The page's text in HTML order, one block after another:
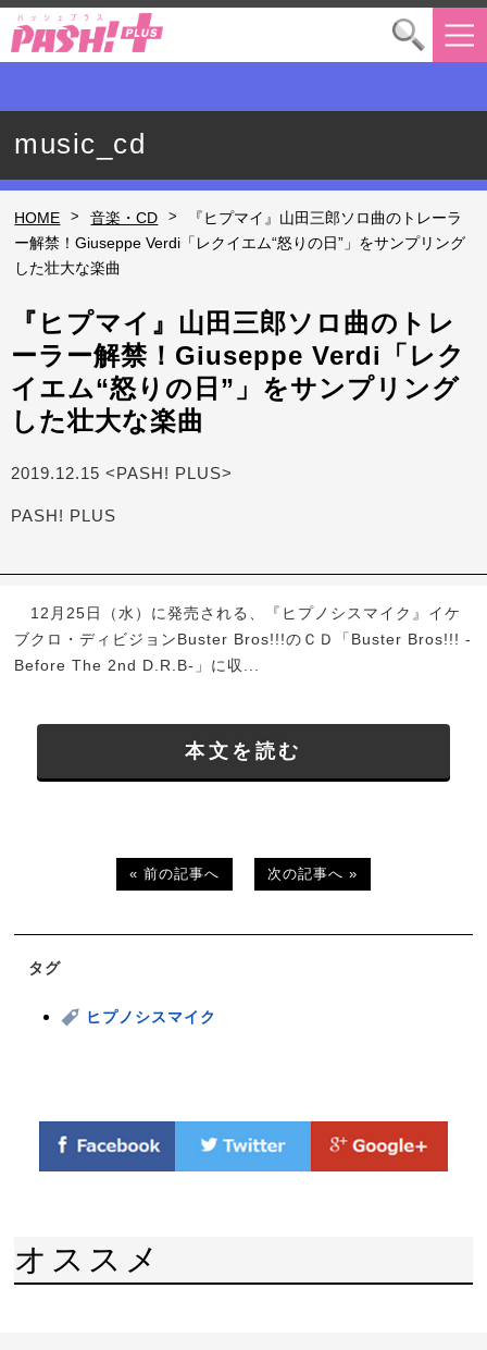
music_cd
HOME > 音楽・CD >
『ヒプマイ』山田三郎ソロ曲のトレーラ
ー解禁！Giuseppe Verdi「レクイエム“怒りの日”」をサンプリング
した壮大な楽曲
『ヒプマイ』山田三郎ソロ曲のトレ
ーラー解禁！Giuseppe Verdi「レク
イエム“怒りの日”」をサンプリング
した壮大な楽曲
2019.12.15 <PASH! PLUS>
PASH! PLUS
12月25日（水）に発売される、『ヒプノシスマイク』イケ
ブクロ・ディビジョンBuster Bros!!!のＣＤ「Buster Bros!!! -
Before The 2nd D.R.B-」に収...
本文を読む
« 前の記事へ 次の記事へ »
タグ
ヒプノシスマイク
オススメ